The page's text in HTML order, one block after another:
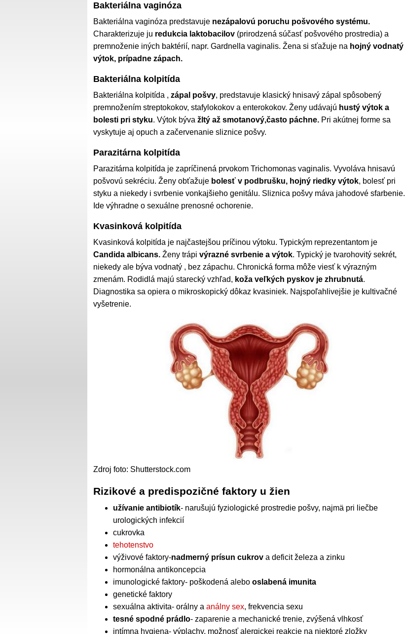
Bakteriálna vaginóza
Bakteriálna vaginóza predstavuje nezápalovú poruchu pošvového systému.
Charakterizuje ju redukcia laktobacilov (prirodzená súčasť pošvového prostredia) a
premnoženie iných baktérií, napr. Gardnella vaginalis. Žena si sťažuje na hojný vodnatý
výtok, prípadne zápach.
Bakteriálna kolpitída
Bakteriálna kolpitída , zápal pošvy, predstavuje klasický hnisavý zápal spôsobený
premnožením streptokokov, stafylokokov a enterokokov. Ženy udávajú hustý výtok a
bolesti pri styku. Výtok býva žltý až smotanový,často páchne. Pri akútnej forme sa
vyskytuje aj opuch a začervenanie sliznice pošvy.
Parazitárna kolpitída
Parazitárna kolpitída je zapríčinená prvokom Trichomonas vaginalis. Vyvoláva hnisavú
pošvovú sekréciu. Ženy obťažuje bolesť v podbrušku, hojný riedky výtok, bolesť pri
styku a niekedy i svrbenie vonkajšieho genitálu. Sliznica pošvy máva jahodové sfarbenie.
Ide výhradne o sexuálne prenosné ochorenie.
Kvasinková kolpitída
Kvasinková kolpitída je najčastejšou príčinou výtoku. Typickým reprezentantom je
Candida albicans. Ženy trápi výrazné svrbenie a výtok. Typický je tvarohovitý sekrét,
niekedy ale býva vodnatý , bez zápachu. Chronická forma môže viesť k výrazným
zmenám. Rodidlá majú starecký vzhľad, koža veľkých pyskov je zhrubnutá.
Diagnostika sa opiera o mikroskopický dôkaz kvasiniek. Najspoľahlivejšie je kultivačné
vyšetrenie.
Zdroj foto: Shutterstock.com
Rizikové a predispozičné faktory u žien
užívanie antibiotík- narušujú fyziologické prostredie pošvy, najmä pri liečbe
urologických infekcií
cukrovka
tehotenstvo
výživové faktory-nadmerný prísun cukrov a deficit železa a zinku
hormonálna antikoncepcia
imunologické faktory- poškodená alebo oslabená imunita
genetické faktory
sexuálna aktivita- orálny a análny sex, frekvencia sexu
tesné spodné prádlo- zaparenie a mechanické trenie, zvýšená vlhkosť
intímna hygiena- výplachy, možnosť alergickej reakcie na niektoré zložky